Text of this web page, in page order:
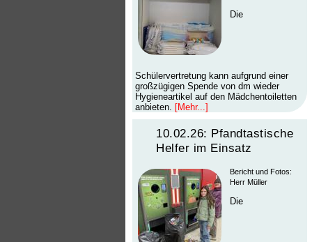
Die
Schülervertretung kann aufgrund einer
großzügigen Spende von dm wieder
Hygieneartikel auf den Mädchentoiletten
anbieten. [Mehr...]
10.02.26: Pfandtastische
Helfer im Einsatz
Bericht und Fotos:
Herr Müller
Die